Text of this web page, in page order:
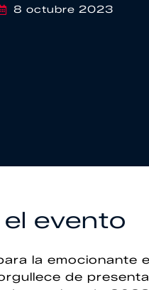
8 octubre 2023
evento
la emocionante
de